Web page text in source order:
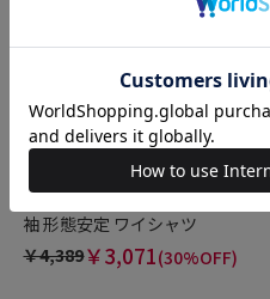
【吸水速乾】 ボタンダウン 半
袖 形態安定 ワイシャツ
￥4,389￥3,071(30%OFF)